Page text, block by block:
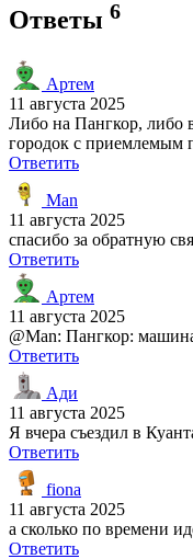
Ответы 6
Артем
11 августа 2025
Либо на Пангкор, либо
городок с приемлемым
Ответить
Man
11 августа 2025
спасибо за обратную
Ответить
Артем
11 августа 2025
@Man: Пангкор:
Ответить
Ади
11 августа 2025
Я вчера съездил в
Ответить
fiona
11 августа 2025
а сколько по времени
Ответить